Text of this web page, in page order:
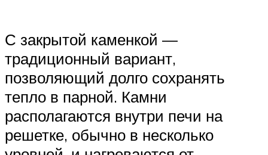
С закрытой каменкой —
традиционный вариант,
позволяющий долго сохранять
тепло в парной. Камни
располагаются внутри печи на
решетке, обычно в несколько